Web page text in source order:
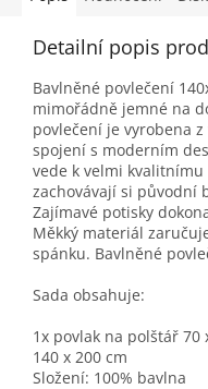
Detailní popis
Bavlněné povlečení
mimořádně jemné na
povlečení je vyrobena
spojení s moderním
vede k velmi
zachovávají si původní
Zajímavé potisky
Měkký materiál
spánku. Bavlněné
Sada obsahuje:
1x povlak na polštář 70
140 x 200 cm
Složení: 100% bavlna